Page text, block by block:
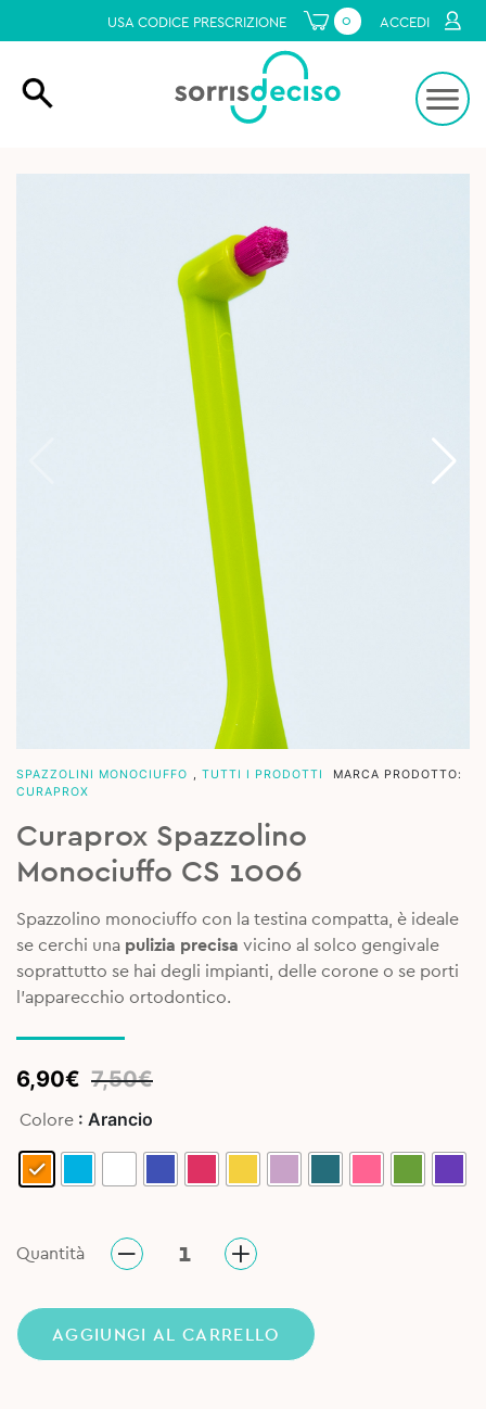
USA CODICE PRESCRIZIONE 0 ACCEDI
SPAZZOLINI MONOCIUFFO TUTTI I PRODOTTI
MARCA PRODOTTO:
CURAPROX
Curaprox Spazzolino
Monociuffo CS 1006
Spazzolino monociuffo con la testina compatta, è ideale
se cerchi una pulizia precisa vicino al solco gengivale
soprattutto se hai degli impianti, delle corone o se porti
l’apparecchio ortodontico.
7,50€
Original
was:
7,50€.
6,90€
Current
is:
6,90€.
Colore : Arancio
Quantità
AGGIUNGI AL CARRELLO